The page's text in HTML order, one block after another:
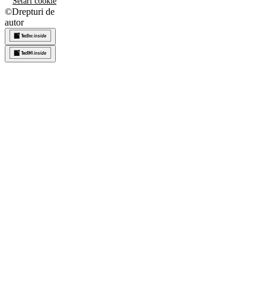
©Drepturi de
autor